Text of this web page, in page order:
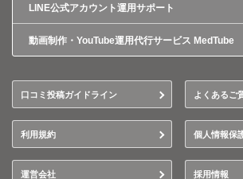
LINE公式アカウント運用サポート
動画制作・YouTube運用代行サービス MedTube
口コミ投稿ガイドライン よくあるご
利用規約 個人情報保
運営会社 採用情報